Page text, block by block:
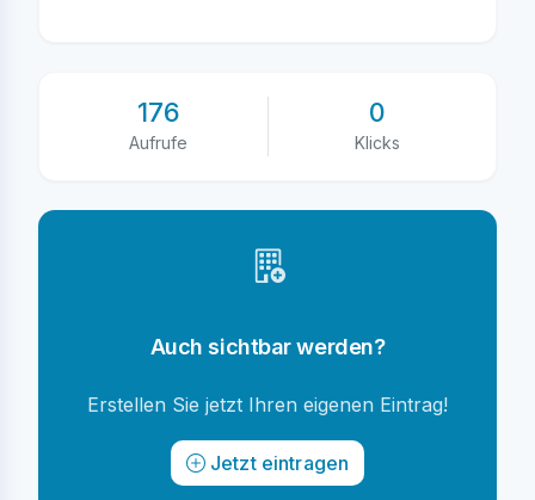
176
Aufrufe
0
Klicks
Auch sichtbar werden?
Erstellen Sie jetzt Ihren eigenen Eintrag!
Jetzt eintragen